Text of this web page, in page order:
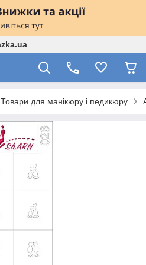
Товари для манікюру і педикюру